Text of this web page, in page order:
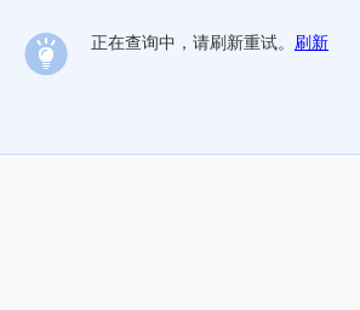
正在查询中，请刷新重试。 刷新